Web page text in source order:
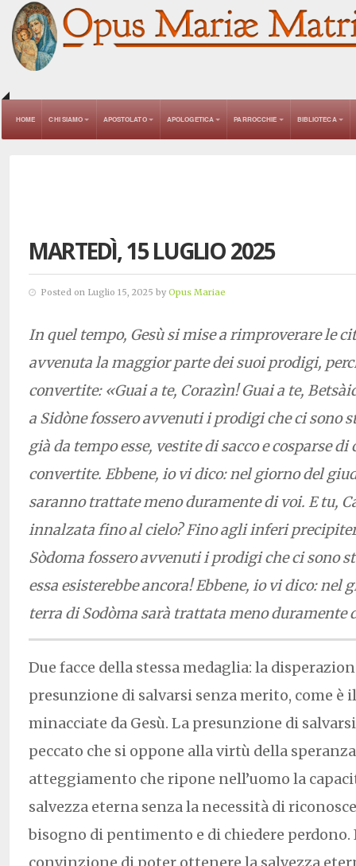
HOME CHI SIAMO APOSTOLATO APOLOGETICA PARROCCHIE BIBLIOTECA
MARTEDÌ, 15 LUGLIO 2025
Posted on Luglio 15, 2025 by Opus Mariae
In quel tempo, Gesù si mise a rimproverare le
avvenuta la maggior parte dei suoi prodigi,
convertite: «Guai a te, Corazìn! Guai a te,
a Sidòne fossero avvenuti i prodigi che ci sono
già da tempo esse, vestite di sacco e cosparse di
convertite. Ebbene, io vi dico: nel giorno del
saranno trattate meno duramente di voi. E tu,
innalzata fino al cielo? Fino agli inferi
Sòdoma fossero avvenuti i prodigi che ci sono
essa esisterebbe ancora! Ebbene, io vi dico: nel
terra di Sodòma sarà trattata meno duramente
Due facce della stessa medaglia: la
presunzione di salvarsi senza merito, come è
minacciate da Gesù. La presunzione di
peccato che si oppone alla virtù della
atteggiamento che ripone nell’uomo la
salvezza eterna senza la necessità di
bisogno di pentimento e di chiedere perdono.
convinzione di poter ottenere la salvezza